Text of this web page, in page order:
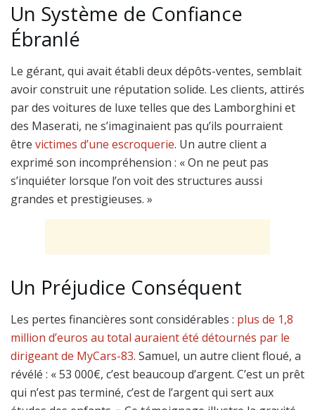
Un Système de Confiance
Ébranlé
Le gérant, qui avait établi deux dépôts-ventes, semblait
avoir construit une réputation solide. Les clients, attirés
par des voitures de luxe telles que des Lamborghini et
des Maserati, ne s’imaginaient pas qu’ils pourraient
être victimes d’une escroquerie. Un autre client a
exprimé son incompréhension : « On ne peut pas
s’inquiéter lorsque l’on voit des structures aussi
grandes et prestigieuses. »
Un Préjudice Conséquent
Les pertes financières sont considérables : plus de 1,8
million d’euros au total auraient été détournés par le
dirigeant de MyCars-83. Samuel, un autre client floué, a
révélé : « 53 000€, c’est beaucoup d’argent. C’est un prêt
qui n’est pas terminé, c’est de l’argent qui sert aux